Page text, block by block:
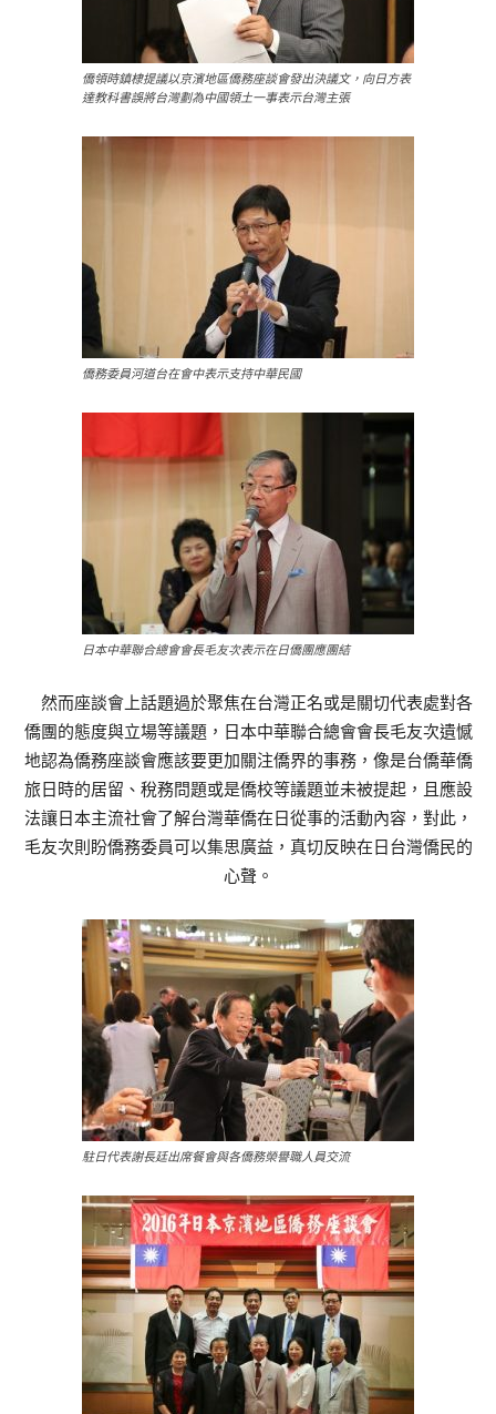
僑領時鎮棣提議以京濱地區僑務座談會發出決議文，向日方表
達教科書誤將台灣劃為中國領土一事表示台灣主張
僑務委員河道台在會中表示支持中華民國
日本中華聯合總會會長毛友次表示在日僑團應團結
然而座談會上話題過於聚焦在台灣正名或是關切代表處對各
僑團的態度與立場等議題，日本中華聯合總會會長毛友次遺憾
地認為僑務座談會應該要更加關注僑界的事務，像是台僑華僑
旅日時的居留、稅務問題或是僑校等議題並未被提起，且應設
法讓日本主流社會了解台灣華僑在日從事的活動內容，對此，
毛友次則盼僑務委員可以集思廣益，真切反映在日台灣僑民的
心聲。
駐日代表謝長廷出席餐會與各僑務榮譽職人員交流